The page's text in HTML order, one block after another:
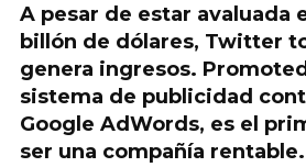
A pesar de estar avaluada
billón de dólares, Twitter
genera ingresos.
sistema de publicidad
Google AdWords, es el
ser una compañía rentable.